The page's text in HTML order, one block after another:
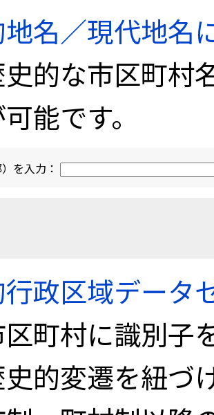
名／現代地名
史的な市区町村
能です。
を入力：
政区域データ
区町村に識別子
的変遷を紐づ